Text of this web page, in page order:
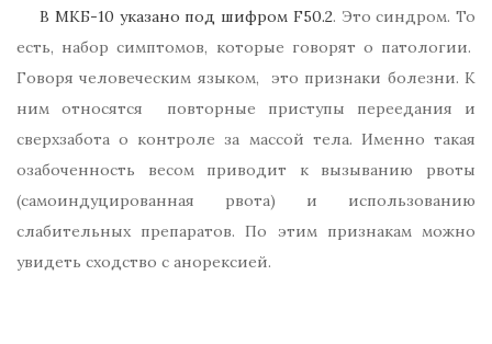
В МКБ-10 указано под шифром F50.2. Это синдром. То
есть, набор симптомов, которые говорят о патологии.
Говоря человеческим языком, это признаки болезни. К
ним относятся повторные приступы переедания и
сверхзабота о контроле за массой тела. Именно такая
озабоченность весом приводит к вызыванию рвоты
(самоиндуцированная рвота) и использованию
слабительных препаратов. По этим признакам можно
увидеть сходство с анорексией.